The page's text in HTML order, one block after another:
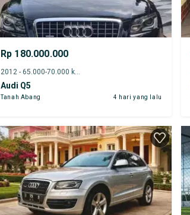
Rp 180.000.000
2012 - 65.000-70.000 km
Audi Q5
Tanah Abang 4 hari yang lalu